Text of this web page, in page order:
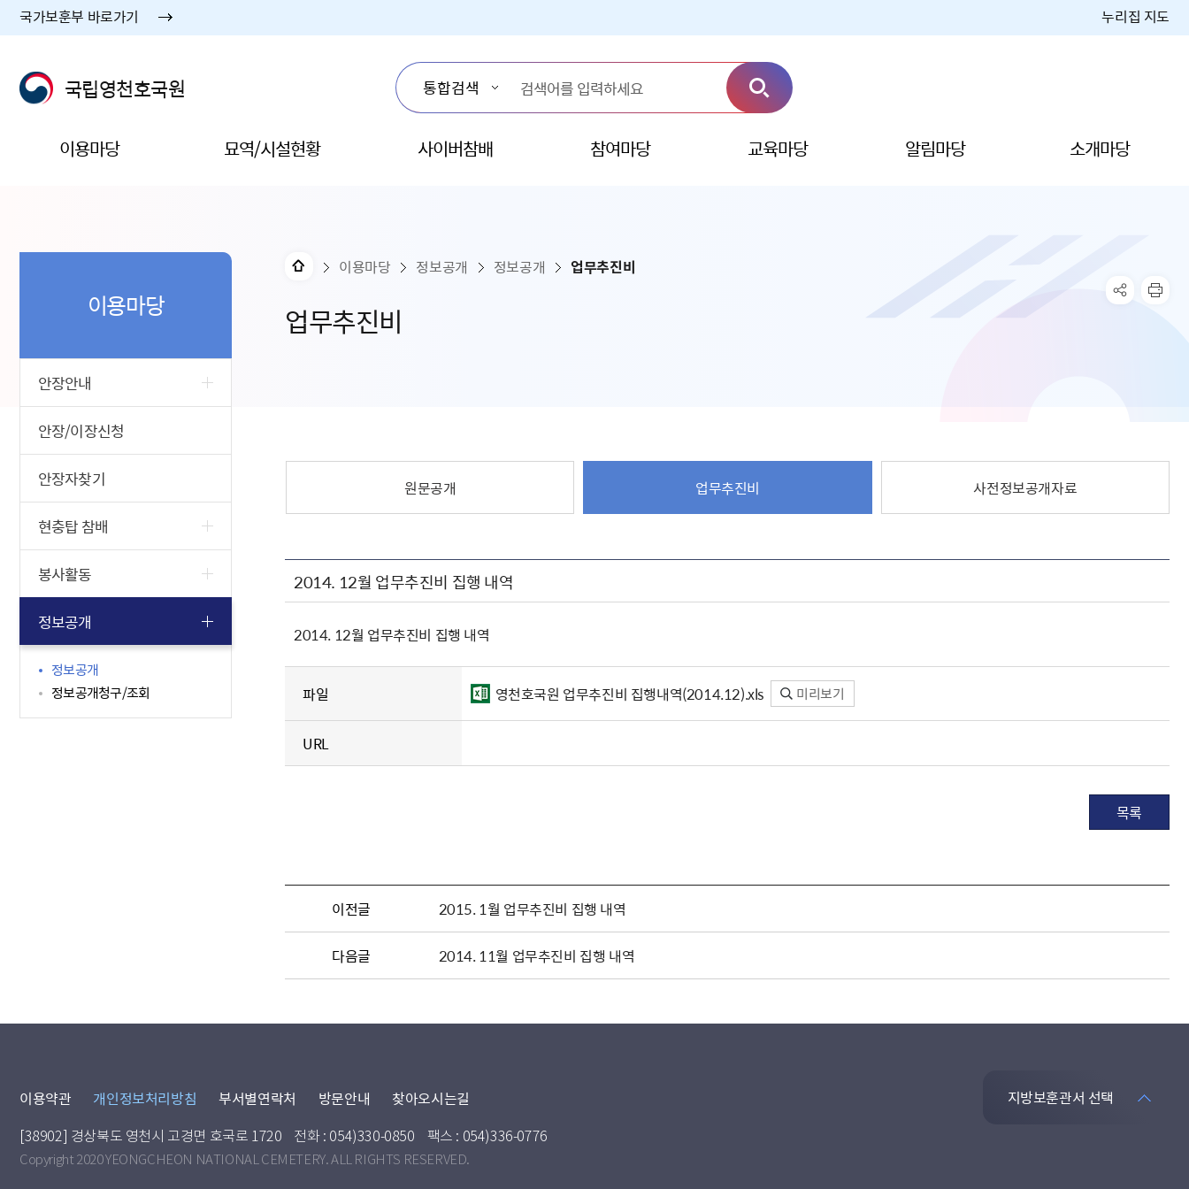
국가보훈부 바로가기 누리집 지도
국립영천호국원
이용마당 묘역/시설현황 사이버참배 참여마당 교육마당 알림마당 소개마당
업무추진비
이용마당 정보공개 정보공개 업무추진비
이용마당
안장안내
안장/이장신청
안장자찾기
현충탑 참배
봉사활동
정보공개
정보공개
정보공개청구/조회
원문공개 업무추진비 사전정보공개자료
2014. 12월 업무추진비 집행 내역
2014. 12월 업무추진비 집행 내역
파일 영천호국원 업무추진비 집행내역(2014.12).xls 미리보기
URL
목록
이전글 2015. 1월 업무추진비 집행 내역
다음글 2014. 11월 업무추진비 집행 내역
이용약관 개인정보처리방침 부서별연락처 방문안내 찾아오시는길
[38902] 경상북도 영천시 고경면 호국로 1720 전화 : 054)330-0850
팩스 : 054)336-0776
Copyright 2020 YEONGCHEON NATIONAL CEMETERY. ALL RIGHTS RESERVED.
지방보훈관서 선택